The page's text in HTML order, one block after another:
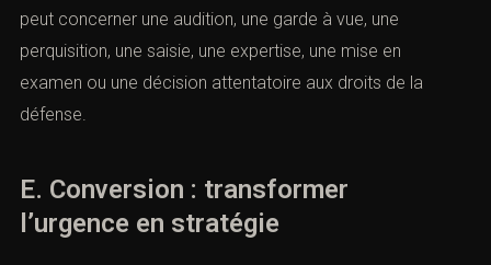
peut concerner une audition, une garde à vue, une
perquisition, une saisie, une expertise, une mise en
examen ou une décision attentatoire aux droits de la
défense.
E. Conversion : transformer
l’urgence en stratégie